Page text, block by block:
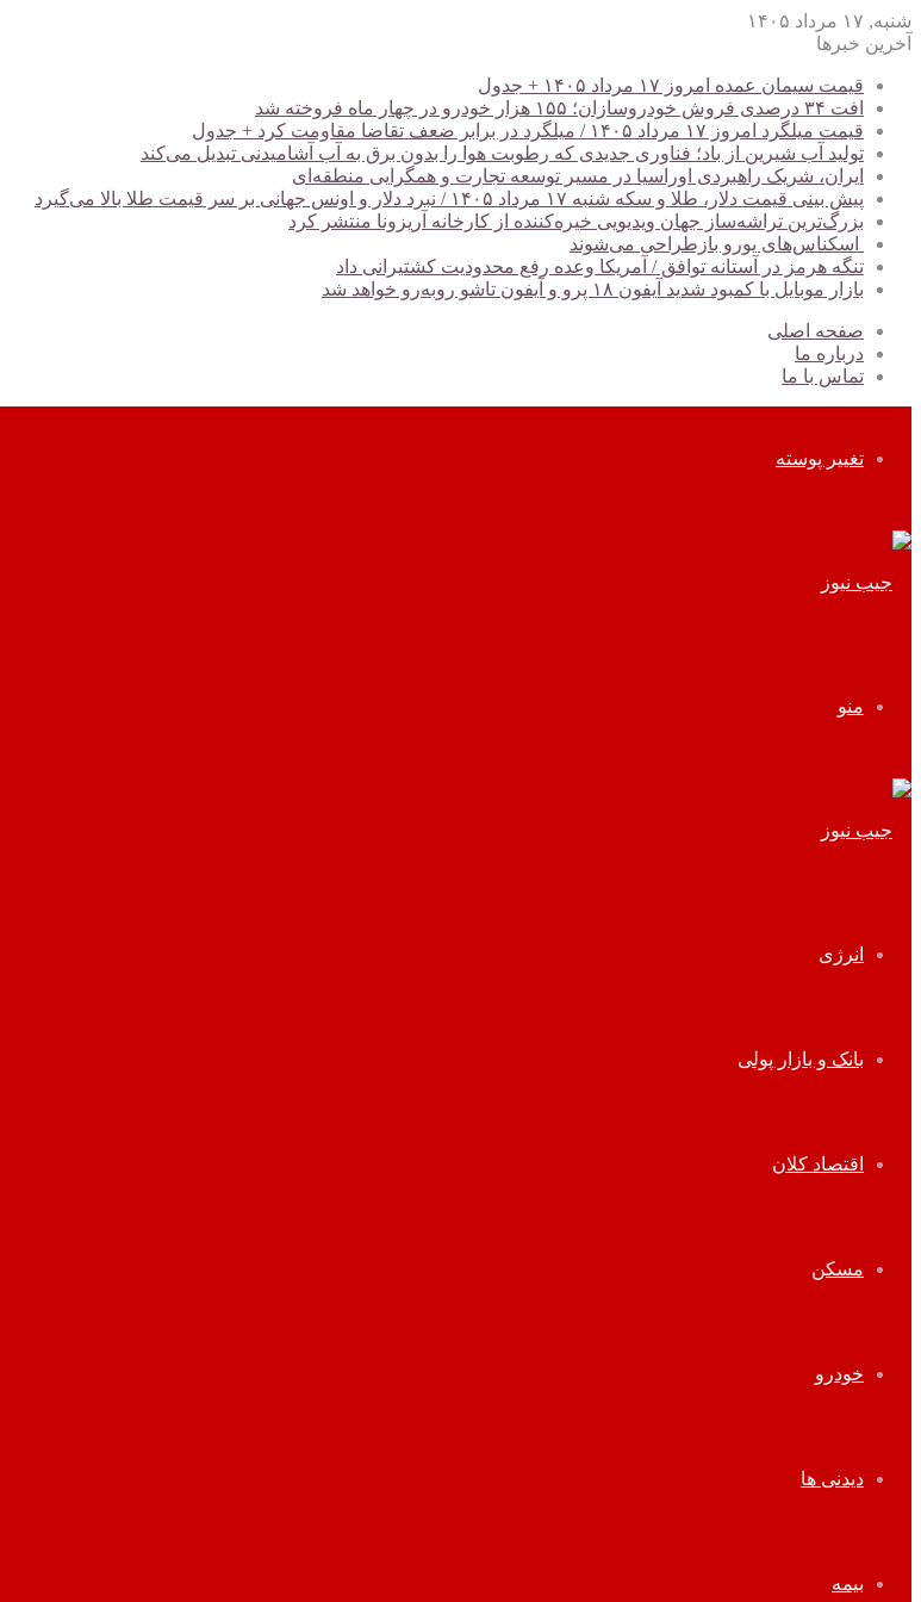
شنبه, ۱۷ مرداد ۱۴۰۵
آخرین خبرها
قیمت سیمان عمده امروز ۱۷ مرداد ۱۴۰۵ + جدول
افت ۳۴ درصدی فروش خودروسازان؛ ۱۵۵ هزار خودرو در چهار ماه فروخته شد
قیمت میلگرد امروز ۱۷ مرداد ۱۴۰۵ / میلگرد در برابر ضعف تقاضا مقاومت کرد + جدول
تولید آب شیرین از باد؛ فناوری جدیدی که رطوبت هوا را بدون برق به آب آشامیدنی تبدیل می‌کند
ایران، شریک راهبردی اوراسیا در مسیر توسعه تجارت و همگرایی منطقه‌ای
پیش ‌بینی قیمت دلار، طلا و سکه شنبه ۱۷ مرداد ۱۴۰۵ / نبرد دلار و اونس جهانی بر سر قیمت طلا بالا می‌گیرد
بزرگ‌ترین تراشه‌ساز جهان ویدیویی خیره‌کننده از کارخانه آریزونا منتشر کرد
اسکناس‌های یورو بازطراحی می‌شوند
تنگه هرمز در آستانه توافق / آمریکا وعده رفع محدودیت کشتیرانی داد
بازار موبایل با کمبود شدید آیفون ۱۸ پرو و آیفون تاشو روبه‌رو خواهد شد
صفحه اصلی
درباره ما
تماس با ما
تغییر پوسته
منو
انرژی
بانک و بازار پولی
اقتصاد کلان
مسکن
خودرو
دیدنی ها
بیمه